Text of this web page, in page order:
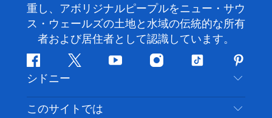
重し、アボリジナルピープルをニュー・サウ
ス・ウェールズの土地と水域の伝統的な所有
者および居住者として認識しています。
フ
ェ
イ
ス
ツ
ッ
タ
ユ
チ
イ
ス
テ
ッ
ピ
ン
タ
レ
シドニー
お問い合わせ
このサイトでは